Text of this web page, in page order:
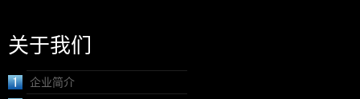
关于我们
企业简介